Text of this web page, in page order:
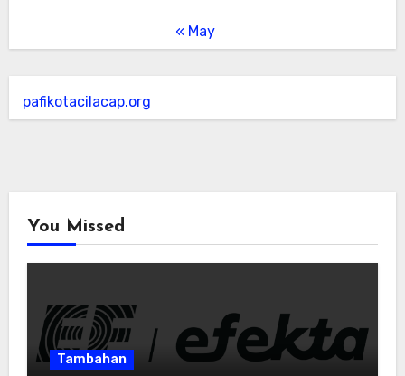
« May
pafikotacilacap.org
You Missed
Tambahan